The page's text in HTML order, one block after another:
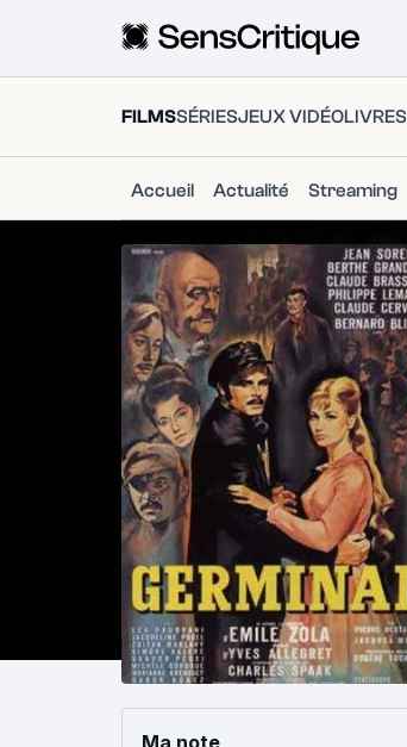
FILMSSÉRIESJEUX VIDÉOLIVRES
Accueil Actualité Streaming